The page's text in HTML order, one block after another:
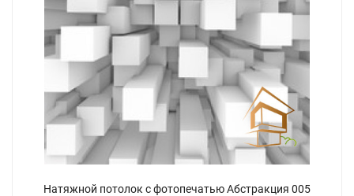
Натяжной потолок с фотопечатью Абстракция 005